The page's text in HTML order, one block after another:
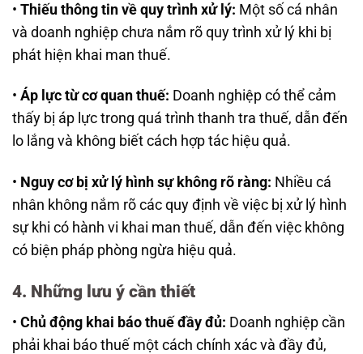
• Thiếu thông tin về quy trình xử lý: Một số cá nhân
và doanh nghiệp chưa nắm rõ quy trình xử lý khi bị
phát hiện khai man thuế.
• Áp lực từ cơ quan thuế: Doanh nghiệp có thể cảm
thấy bị áp lực trong quá trình thanh tra thuế, dẫn đến
lo lắng và không biết cách hợp tác hiệu quả.
• Nguy cơ bị xử lý hình sự không rõ ràng: Nhiều cá
nhân không nắm rõ các quy định về việc bị xử lý hình
sự khi có hành vi khai man thuế, dẫn đến việc không
có biện pháp phòng ngừa hiệu quả.
4. Những lưu ý cần thiết
• Chủ động khai báo thuế đầy đủ: Doanh nghiệp cần
phải khai báo thuế một cách chính xác và đầy đủ,